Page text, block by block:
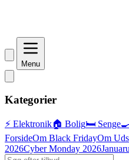
Menu
Kategorier
⚡ Elektronik🏠 Bolig🛏️ Senge
ForsideOm Black FridayOm
2026Cyber Monday 2026